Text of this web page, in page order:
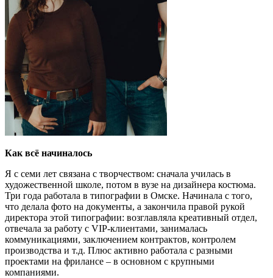
Как всё начиналось
Я с семи лет связана с творчеством: сначала училась в
художественной школе, потом в вузе на дизайнера костюма.
Три года работала в типографии в Омске. Начинала с того,
что делала фото на документы, а закончила правой рукой
директора этой типографии: возглавляла креативный отдел,
отвечала за работу с VIP-клиентами, занималась
коммуникациями, заключением контрактов, контролем
производства и т.д. Плюс активно работала с разными
проектами на фрилансе – в основном с крупными
компаниями.